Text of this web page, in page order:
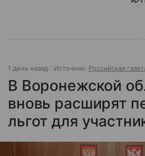
1 день назад Источник: Российская
В Воронежской
вновь расширят
льгот для